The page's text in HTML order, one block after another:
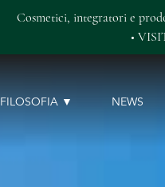
Cosmetici, integratori e
•
FILOSOFIA NEWS